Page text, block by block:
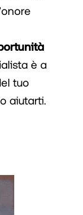
è a
tuo
aiutarti.